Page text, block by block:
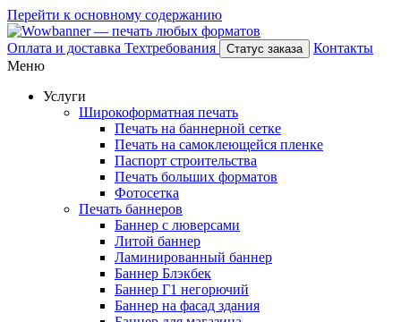
Перейти к основному содержанию
Оплата и доставка Техтребования Статус заказа
Контакты
Меню
Услуги
Широкоформатная печать
Печать на баннерной сетке
Печать на самоклеющейся пленке
Паспорт строительства
Печать больших форматов
Фотосетка
Печать баннеров
Баннер с люверсами
Литой баннер
Ламинированный баннер
Баннер Блэкбек
Баннер Г1 негорючий
Баннер на фасад здания